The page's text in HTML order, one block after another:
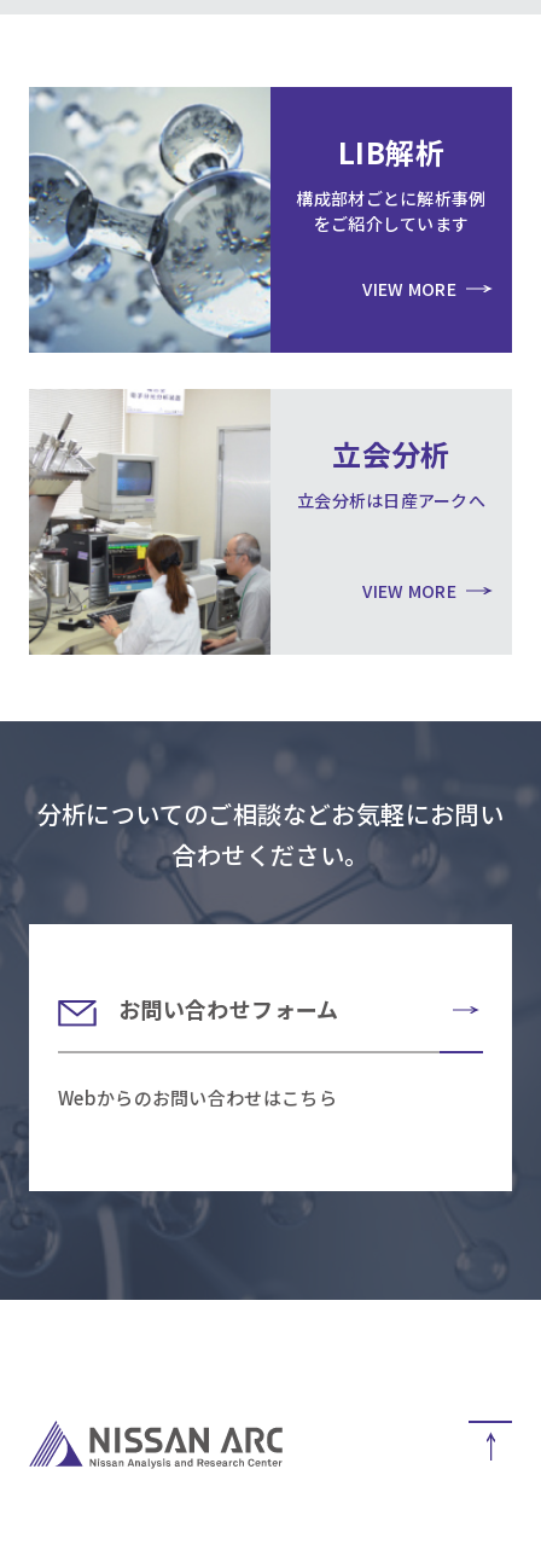
LIB解析
構成部材ごとに解析事例
をご紹介しています
VIEW MORE
立会分析
立会分析は日産アークへ
VIEW MORE
分析についてのご相談などお気軽にお問い
合わせください。
お問い合わせフォーム
Webからのお問い合わせはこちら